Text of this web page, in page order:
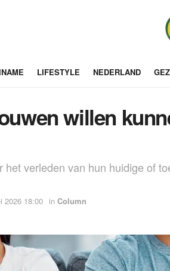
LIFESTYLE NEDERLAND
willen
het verleden van hun huidige of
2026 18:00 in Column